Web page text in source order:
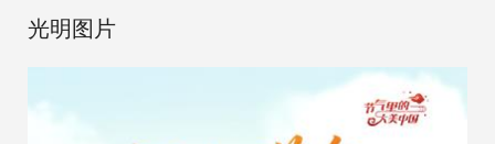
光明图片